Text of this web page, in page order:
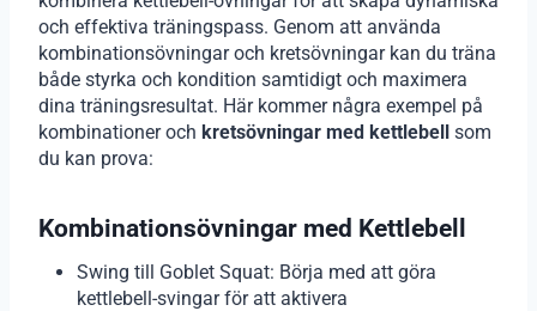
och effektiva träningspass. Genom att använda
kombinationsövningar och kretsövningar kan du träna
både styrka och kondition samtidigt och maximera
dina träningsresultat. Här kommer några exempel på
kombinationer och kretsövningar med kettlebell som
du kan prova:
Kombinationsövningar med Kettlebell
Swing till Goblet Squat: Börja med att göra
kettlebell-svingar för att aktivera